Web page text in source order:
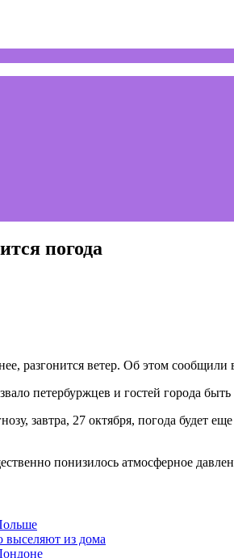
погода
разгонится ветер. Об этом
петербуржцев и гостей города
завтра, 27 октября, погода будет
понизилось атмосферное
выселяют из дома